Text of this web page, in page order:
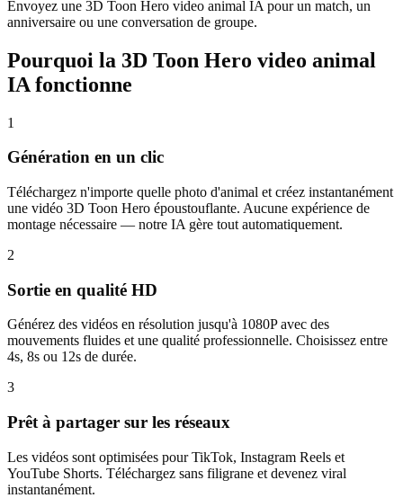
Envoyez une 3D Toon Hero video animal IA pour un match, un
anniversaire ou une conversation de groupe.
Pourquoi la 3D Toon Hero video animal
IA fonctionne
1
Génération en un clic
Téléchargez n'importe quelle photo d'animal et créez instantanément
une vidéo 3D Toon Hero époustouflante. Aucune expérience de
montage nécessaire — notre IA gère tout automatiquement.
2
Sortie en qualité HD
Générez des vidéos en résolution jusqu'à 1080P avec des
mouvements fluides et une qualité professionnelle. Choisissez entre
4s, 8s ou 12s de durée.
3
Prêt à partager sur les réseaux
Les vidéos sont optimisées pour TikTok, Instagram Reels et
YouTube Shorts. Téléchargez sans filigrane et devenez viral
instantanément.